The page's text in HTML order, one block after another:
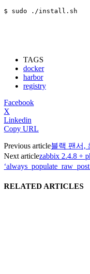
$ sudo ./install.sh
TAGS
docker
harbor
registry
Facebook
X
Linkedin
Copy URL
Previous article블랙 팬서,
Next articlezabbix 2.4.8 +
RELATED ARTICLES